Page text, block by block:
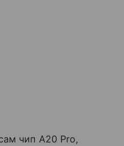
чип A20 Pro,